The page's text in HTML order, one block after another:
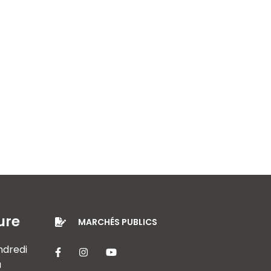
MARCHÉS PUBLICS
Lien vers le compte Facebook
Lien vers le compte Instagram
Lien vers la chaîne Youtube